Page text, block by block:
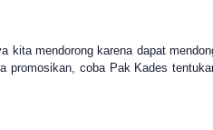
kita mendorong karena dapat
promosikan, coba Pak Kades